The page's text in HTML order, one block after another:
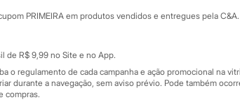
Cupons de
PRIMEIRA em produtos vendidos e entregues pela
de R$ 9,99 no Site e no App.
o regulamento de cada campanha e ação promocional na
durante a navegação, sem aviso prévio. Pode também
compras.